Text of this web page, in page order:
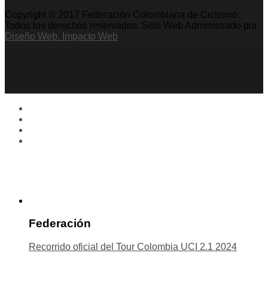
Copyright © 2017 Federación Colombiana de Ciclismo.
Todos los derechos reservados. Sitio Web Administrado por
Diseño Web. Impacto Web
Federación
Recorrido oficial del Tour Colombia UCI 2.1 2024